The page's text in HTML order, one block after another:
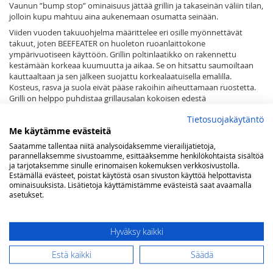
Vaunun ”bump stop” ominaisuus jättää grillin ja takaseinän väliin tilan,
jolloin kupu mahtuu aina aukenemaan osumatta seinään.
Viiden vuoden takuuohjelma määrittelee eri osille myönnettävät
takuut, joten BEEFEATER on huoleton ruoanlaittokone
ympärivuotiseen käyttöön. Grillin poltinlaatikko on rakennettu
kestämään korkeaa kuumuutta ja aikaa. Se on hitsattu saumoiltaan
kauttaaltaan ja sen jälkeen suojattu korkealaatuisella emalilla.
Kosteus, rasva ja suola eivät pääse rakoihin aiheuttamaan ruostetta.
Grilli on helppo puhdistaa grillausalan kokoisen edestä
Lisää ostoskoriin
LISÄÄ TOIVELISTAAN
Lisätietojakokonaisteho 20kW ; pääpolttimot 16 kW, integroitu
sivukeitin 4kW
4 kpl, paksua valurautaa
Tietosuojakäytäntö
Me käytämme evästeitä
Saatamme tallentaa niitä analysoidaksemme vierailijatietoja,
parannellaksemme sivustoamme, esittääksemme henkilökohtaista sisältöä
ja tarjotaksemme sinulle erinomaisen kokemuksen verkkosivustolla.
Estämällä evästeet, poistat käytöstä osan sivuston käyttöä helpottavista
ominaisuuksista. Lisätietoja käyttämistämme evästeistä saat avaamalla
asetukset.
Hyväksy kaikki
Estä kaikki Säädä